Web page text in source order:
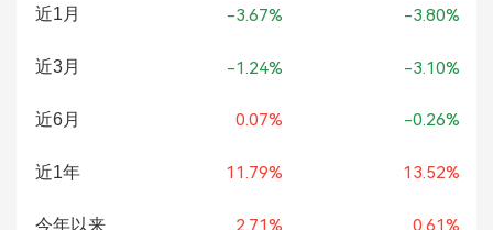
近1月 -3.67% -3.80%
近3月 -1.24% -3.10%
近6月 0.07% -0.26%
近1年 11.79% 13.52%
今年以来 2.71% 0.61%